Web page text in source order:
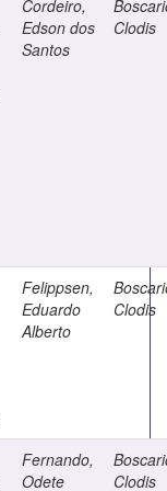
Cordeiro,
Edson dos
Santos
Clodis
Felippsen,
Eduardo
Alberto
Clodis
Fernando,
Odete
Clodis